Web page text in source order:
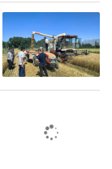
正•修修爱
能、线下实
步拓进：健
联动全行业
效运营，